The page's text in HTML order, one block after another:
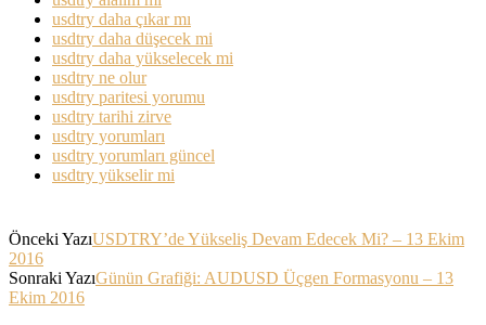
usdtry daha çıkar mı
usdtry daha düşecek mi
usdtry daha yükselecek mi
usdtry ne olur
usdtry paritesi yorumu
usdtry tarihi zirve
usdtry yorumları
usdtry yorumları güncel
usdtry yükselir mi
Önceki YazıUSDTRY’de Yükseliş Devam Edecek Mi? – 13 Ekim
2016
Sonraki YazıGünün Grafiği: AUDUSD Üçgen Formasyonu – 13
Ekim 2016